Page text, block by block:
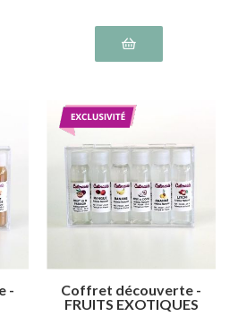
-
Coffret découverte -
FRUITS EXOTIQUES